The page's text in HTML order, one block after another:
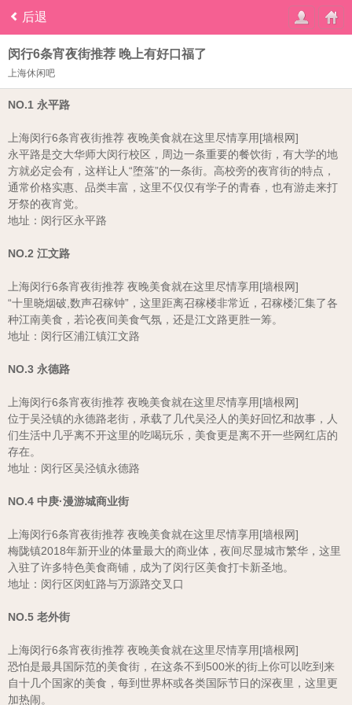
后退
闵行6条宵夜街推荐 晚上有好口福了
上海休闲吧
NO.1 永平路
上海闵行6条宵夜街推荐 夜晚美食就在这里尽情享用[墙根网]
永平路是交大华师大闵行校区，周边一条重要的餐饮街，有大学的地
方就必定会有，这样让人“堕落”的一条街。高校旁的夜宵街的特点，
通常价格实惠、品类丰富，这里不仅仅有学子的青春，也有游走来打
牙祭的夜宵党。
地址：闵行区永平路
NO.2 江文路
上海闵行6条宵夜街推荐 夜晚美食就在这里尽情享用[墙根网]
“十里晓烟破,数声召稼钟”，这里距离召稼楼非常近，召稼楼汇集了各
种江南美食，若论夜间美食气氛，还是江文路更胜一筹。
地址：闵行区浦江镇江文路
NO.3 永德路
上海闵行6条宵夜街推荐 夜晚美食就在这里尽情享用[墙根网]
位于吴泾镇的永德路老街，承载了几代吴泾人的美好回忆和故事，人
们生活中几乎离不开这里的吃喝玩乐，美食更是离不开一些网红店的
存在。
地址：闵行区吴泾镇永德路
NO.4 中庚·漫游城商业街
上海闵行6条宵夜街推荐 夜晚美食就在这里尽情享用[墙根网]
梅陇镇2018年新开业的体量最大的商业体，夜间尽显城市繁华，这里
入驻了许多特色美食商铺，成为了闵行区美食打卡新圣地。
地址：闵行区闵虹路与万源路交叉口
NO.5 老外街
上海闵行6条宵夜街推荐 夜晚美食就在这里尽情享用[墙根网]
恐怕是最具国际范的美食街，在这条不到500米的街上你可以吃到来
自十几个国家的美食，每到世界杯或各类国际节日的深夜里，这里更
加热闹。